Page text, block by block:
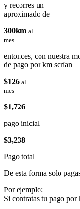
y recorres un
aproximado de
300km al
mes
entonces, con nuestra
de pago por km serían
$126 al
mes
$1,726
pago inicial
$3,238
Pago total
De esta forma solo
Por ejemplo:
Si contratas tu pago por